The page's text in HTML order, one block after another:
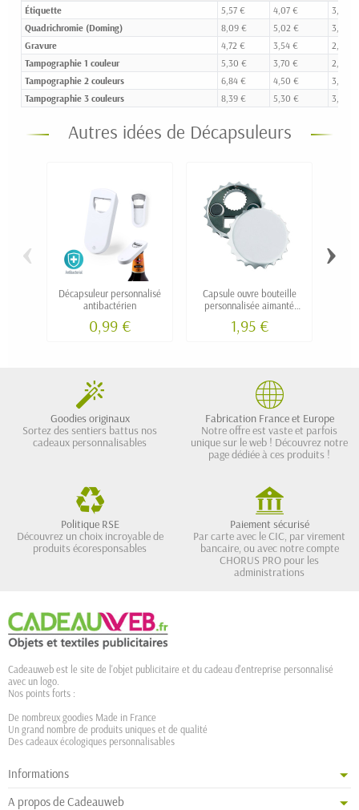
Étiquette
5,57 € 4,07 €
3,12 €
Quadrichromie (Doming)
8,09 € 5,02 €
3,72 €
Gravure
4,72 € 3,54 €
2,72 €
Tampographie 1 couleur
5,30 € 3,70 €
2,76 €
Tampographie 2 couleurs
6,84 € 4,50 €
3,21 €
Tampographie 3 couleurs
8,39 € 5,30 € 3,66 €
Autres idées de Décapsuleurs
Décapsuleur personnalisé
antibactérien
0,99 €
Capsule ouvre bouteille
personnalisée aimanté
78mm
1,95 €
‹ ›
Goodies originaux
Sortez des sentiers battus nos
cadeaux personnalisables
Fabrication France et Europe
Notre offre est vaste et parfois
unique sur le web ! Découvrez notre
page dédiée à ces produits !
Politique RSE
Découvrez un choix incroyable de
produits écoresponsables
Paiement sécurisé
Par carte avec le CIC, par virement
bancaire, ou avec notre compte
CHORUS PRO pour les
administrations
Cadeauweb est le site de l'objet publicitaire et du cadeau d'entreprise personnalisé
avec un logo.
Nos points forts :
De nombreux goodies Made in France
Un grand nombre de produits uniques et de qualité
Des cadeaux écologiques personnalisables
Informations
A propos de Cadeauweb